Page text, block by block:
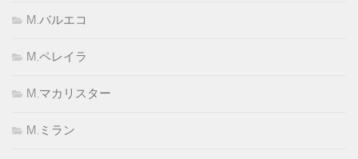
M.バルエコ
M.ペレイラ
M.マカリスター
M.ミラン